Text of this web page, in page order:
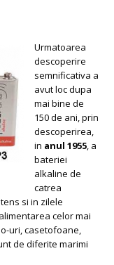
Urmatoarea
descoperire
semnificativa a
avut loc dupa
mai bine de
150 de ani, prin
descoperirea,
in anul 1955, a
bateriei
alkaline de
catrea
si in zilele
celor mai
uri, casetofoane,
de diferite marimi